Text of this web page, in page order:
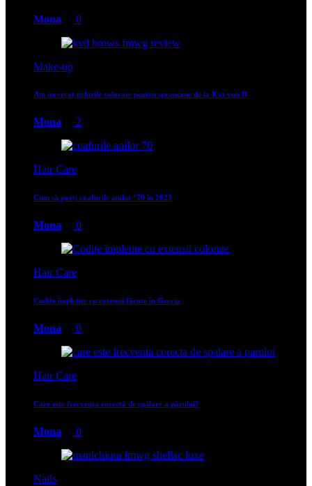
Mona 0
Make-up
Am incercat gelurile colorate pentru sprancene de la Kat von D
Mona 2
Hair Care
Cum să porți coafurile anilor ‘70 în 2023
Mona 0
Hair Care
Codițe împletite cu extensii făcute în Grecia
Mona 0
Hair Care
Care este frecvența corectă de spălare a părului?
Mona 0
Nails